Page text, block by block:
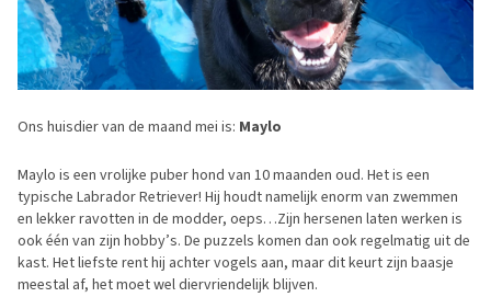
Ons huisdier van de maand mei is: Maylo
Maylo is een vrolijke puber hond van 10 maanden oud. Het is een
typische Labrador Retriever! Hij houdt namelijk enorm van zwemmen
en lekker ravotten in de modder, oeps…Zijn hersenen laten werken is
ook één van zijn hobby’s. De puzzels komen dan ook regelmatig uit de
kast. Het liefste rent hij achter vogels aan, maar dit keurt zijn baasje
meestal af, het moet wel diervriendelijk blijven.